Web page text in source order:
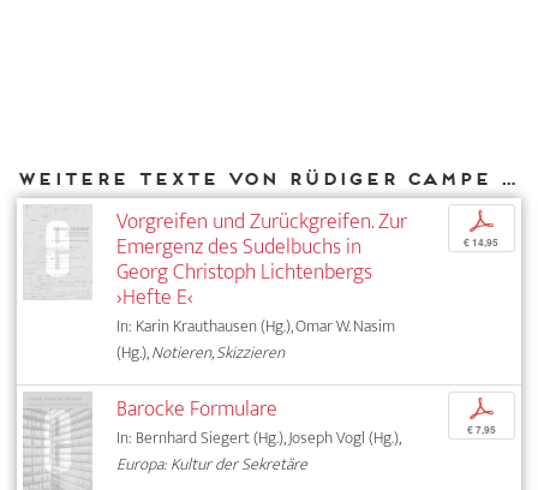
Weitere Texte von Rüdiger Campe bei DIAPHANES
Vorgreifen und Zurückgreifen. Zur
Emergenz des Sudelbuchs in
Georg Christoph Lichtenbergs
›Hefte E‹
In: Karin Krauthausen (Hg.), Omar W. Nasim
(Hg.),Notieren, Skizzieren
p
€ 14,95
Barocke Formulare
In: Bernhard Siegert (Hg.), Joseph Vogl (Hg.),
Europa: Kultur der Sekretäre
p
€ 7,95